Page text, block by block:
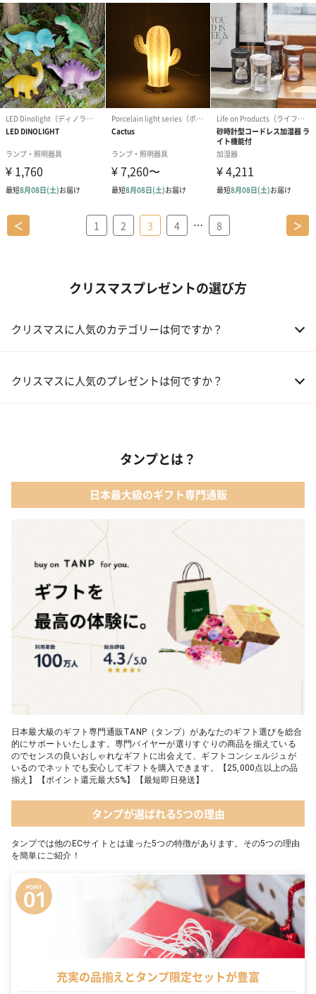
＜ 1 2 3 4 … 8 ＞
クリスマスプレゼントの選び方
クリスマスに人気のカテゴリーは何ですか？
02 ファッション小物
04 メイクアップ
05 入浴剤・バスケア
クリスマスに人気のプレゼントは何ですか？
03 【名入れギフト】フラワーティントリップ［日本限定ピンクゴ
ールドパッケージ］
04 FLOWERiUM®︎ Christmas toilette（フラワリウム クリスマス
05 2人のための体験カタログ FOR2ギフト（GREEN）
タンプとは？
日本最大級のギフト専門通販
日本最大級のギフト専門通販TANP（タンプ）があなたのギフト選びを総合
的にサポートいたします。専門バイヤーが選りすぐりの商品を揃えている
のでセンスの良いおしゃれなギフトに出会えて、ギフトコンシェルジュが
いるのでネットでも安心してギフトを購入できます。【25,000点以上の品
揃え】【ポイント還元最大5%】【最短即日発送】
タンプが選ばれる5つの理由
タンプでは他のECサイトとは違った5つの特徴があります。その5つの理由
を簡単にご紹介！
充実の品揃えとタンプ限定セットが豊富